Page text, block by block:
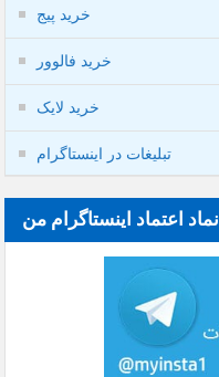
خرید پیج
خرید فالوور
خرید لایک
تبلیغات در اینستاگرام
نماد اعتماد اینستاگرام من